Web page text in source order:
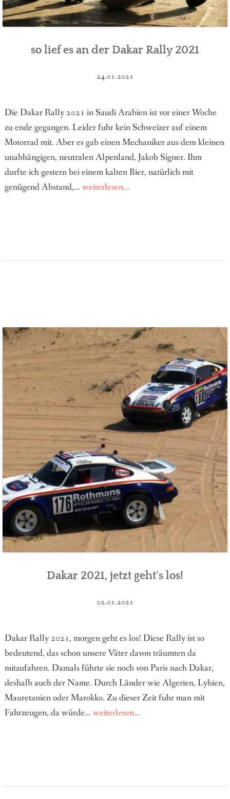
so lief es an der Dakar Rally 2021
24.01.2021
Die Dakar Rally 2021 in Saudi Arabien ist vor einer Woche
zu ende gegangen. Leider fuhr kein Schweizer auf einem
Motorrad mit. Aber es gab einen Mechaniker aus dem kleinen
unabhängigen, neutralen Alpenland, Jakob Signer. Ihm
durfte ich gestern bei einem kalten Bier, natürlich mit
genügend Abstand,... weiterlesen...
Dakar 2021, jetzt geht's los!
02.01.2021
Dakar Rally 2021, morgen geht es los! Diese Rally ist so
bedeutend, das schon unsere Väter davon träumten da
mitzufahren. Damals führte sie noch von Paris nach Dakar,
deshalb auch der Name. Durch Länder wie Algerien, Lybien,
Mauretanien oder Marokko. Zu dieser Zeit fuhr man mit
Fahrzeugen, da würde... weiterlesen...